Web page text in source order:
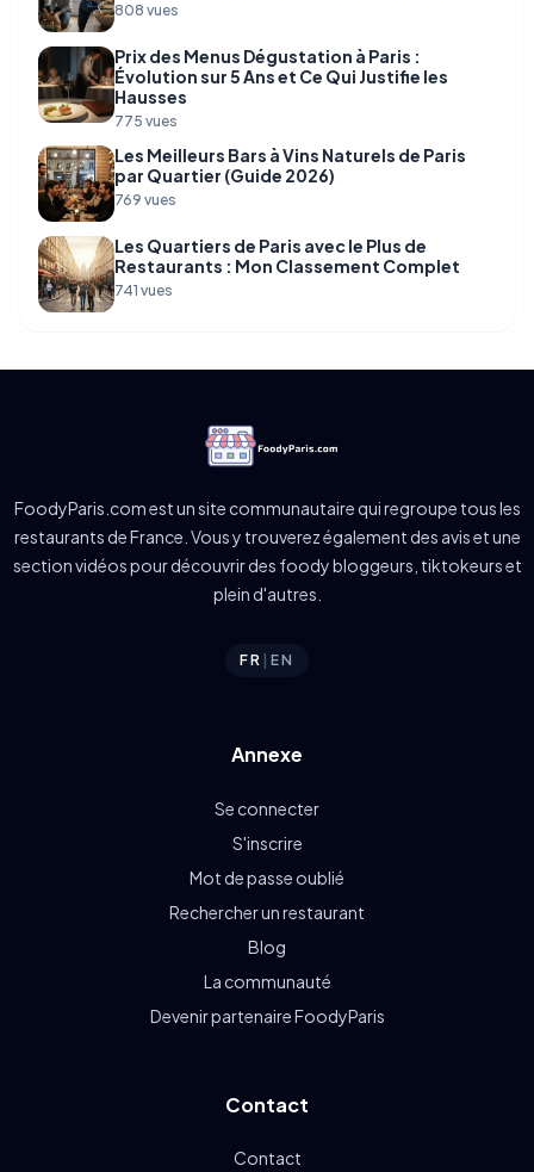
808 vues
Prix des Menus Dégustation à Paris :
Évolution sur 5 Ans et Ce Qui Justifie les
Hausses
775 vues
Les Meilleurs Bars à Vins Naturels de Paris
par Quartier (Guide 2026)
769 vues
Les Quartiers de Paris avec le Plus de
Restaurants : Mon Classement Complet
741 vues
FoodyParis.com est un site communautaire qui regroupe tous les
restaurants de France. Vous y trouverez également des avis et une
section vidéos pour découvrir des foody bloggeurs, tiktokeurs et
plein d'autres.
FR |EN
Annexe
Se connecter
S'inscrire
Mot de passe oublié
Rechercher un restaurant
Blog
La communauté
Devenir partenaire FoodyParis
Contact
Contact